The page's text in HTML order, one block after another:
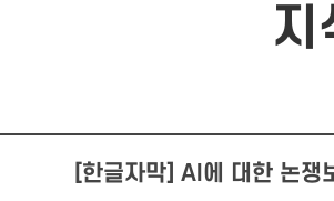
지
[한글자막] AI에 대한 논